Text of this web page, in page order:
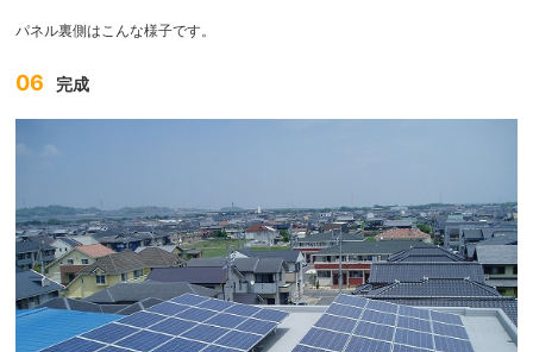
パネル裏側はこんな様子です。
06 完成